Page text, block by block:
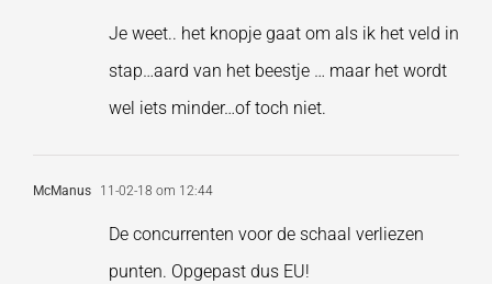
Je weet.. het knopje gaat om als ik het veld in
stap…aard van het beestje … maar het wordt
wel iets minder…of toch niet.
McManus 11-02-18 om 12:44
De concurrenten voor de schaal verliezen
punten. Opgepast dus EU!